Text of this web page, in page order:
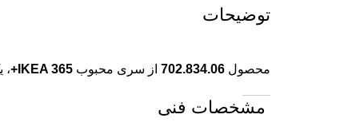
توضیحات
محصول 702.834.06 از سری محبوب IKEA 365+ ،
مشخصات فنی